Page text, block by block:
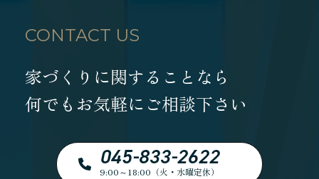
CONTACT US
家づくりに関することなら
何でもお気軽にご相談下さい
045-833-2622
9:00～18:00（火・水曜定休）